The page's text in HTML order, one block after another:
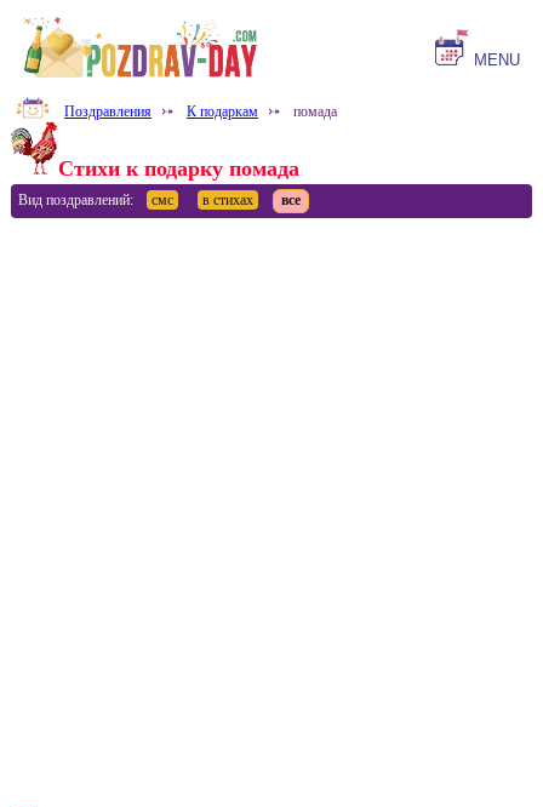
MENU
Поздравления ⤐ К подаркам ⤐ помада
Стихи к подарку помада
Вид поздравлений: смс в стихах все